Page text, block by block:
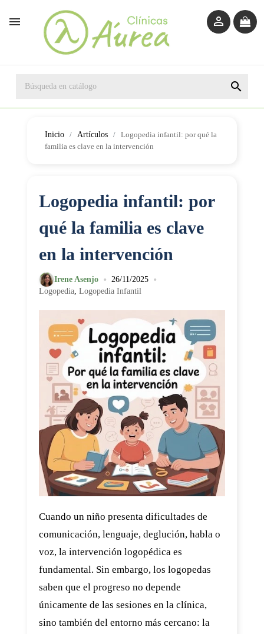
 

Inicio Artículos
Logopedia infantil: por qué la
familia es clave en la intervención
Logopedia infantil: por
qué la familia es clave
en la intervención
Irene Asenjo • 26/11/2025 •
Logopedia, Logopedia Infantil
Cuando un niño presenta dificultades de
comunicación, lenguaje, deglución, habla o
voz, la intervención logopédica es
fundamental. Sin embargo, los logopedas
saben que el progreso no depende
únicamente de las sesiones en la clínica,
sino también del entorno más cercano: la